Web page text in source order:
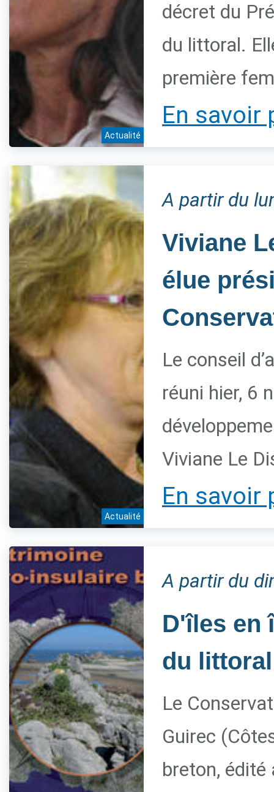
Actualité
décret du
du littoral.
première
En savoir
Actualité
A partir du
Viviane
élue
Le conseil
réuni hier, 6
Viviane Le
En savoir
A partir du
D'îles en
du
Le
Guirec
breton, édité